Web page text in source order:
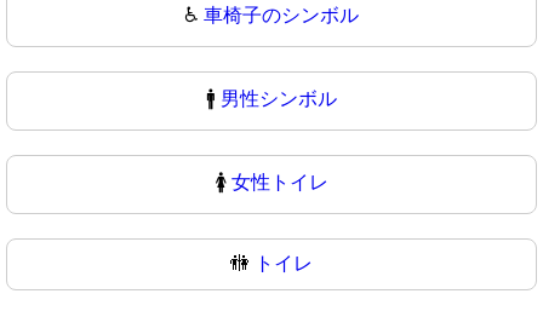
♿ 車椅子のシンボル
🚹 男性シンボル
🚺 女性トイレ
🚻 トイレ